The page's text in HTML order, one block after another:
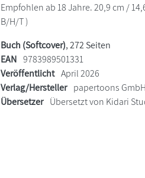
Empfohlen ab 18 Jahre. 20,9 cm /
B/H/T )
Buch (Softcover), 272 Seiten
EAN 9783989501331
Veröffentlicht April 2026
Verlag/Hersteller papertoons GmbH
Übersetzer Übersetzt von Kidari